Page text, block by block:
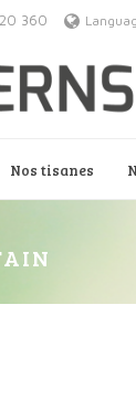
360
Nos tisanes